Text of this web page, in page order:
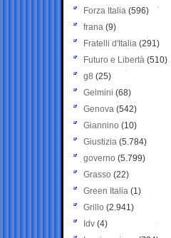
Forza Italia (596)
frana (9)
Fratelli d'Italia (291)
Futuro e Libertà (510)
g8 (25)
Gelmini (68)
Genova (542)
Giannino (10)
Giustizia (5.784)
governo (5.799)
Grasso (22)
Green Italia (1)
Grillo (2.941)
Idv (4)